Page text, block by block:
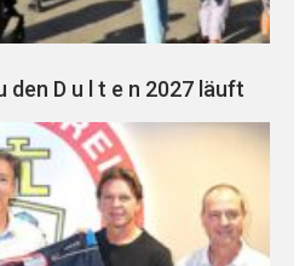
den D u l t e n 2027 läuft